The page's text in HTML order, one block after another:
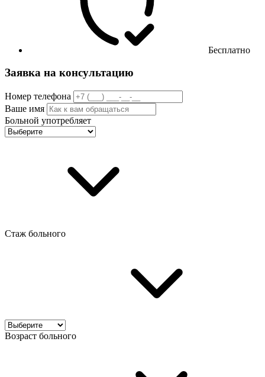
Бесплатно
Заявка на консультацию
Номер телефона
Ваше имя
Больной употребляет
Стаж больного
Возраст больного